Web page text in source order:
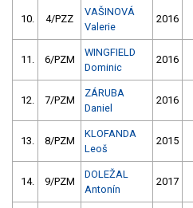
10. 4/PZZ
VAŠINOVÁ
Valerie
2016
11. 6/PZM
WINGFIELD
Dominic
2016
12. 7/PZM
ZÁRUBA
Daniel
2016
13. 8/PZM
KLOFANDA
Leoš
2015
14. 9/PZM
DOLEŽAL
Antonín
2017